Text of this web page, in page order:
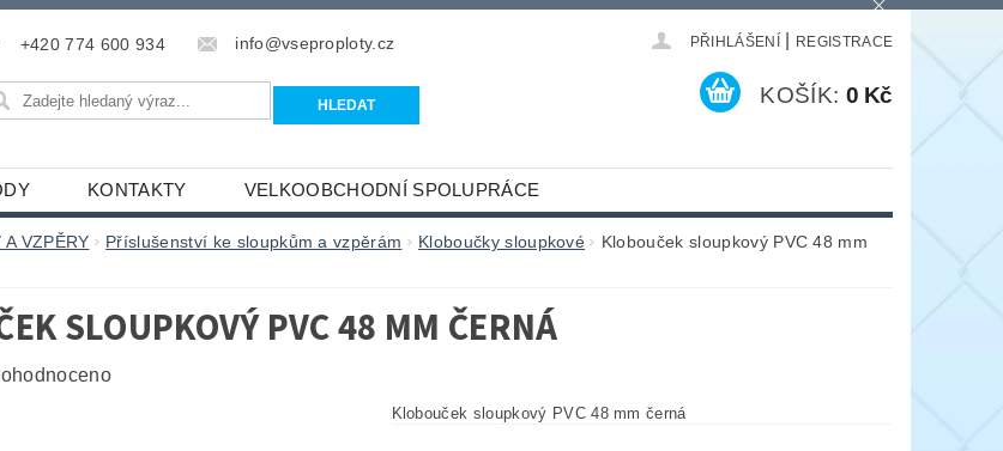
+420 774 600 934 info@vseproploty.cz PŘIHLÁŠENÍ REGISTRACE
KOŠÍK: 0 Kč
KONTAKTY VELKOOBCHODNÍ SPOLUPRÁCE
A VZPĚRY Příslušenství ke sloupkům a vzpěrám Kloboučky sloupkové
Klobouček sloupkový PVC 48 mm
SLOUPKOVÝ PVC 48 MM ČERNÁ
Klobouček sloupkový PVC 48 mm černá